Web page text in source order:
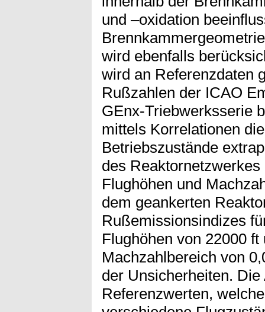
und –oxidation
wird ebenfalls
wird an Referenzdaten
Rußzahlen der ICAO
GEnx-Triebwerksserie
mittels Korrelationen
Betriebszustände
des
Flughöhen und
dem geankerten
Rußemissionsindizes
Flughöhen von 22000
Machzahlbereich von
der Unsicherheiten.
Referenzwerten,